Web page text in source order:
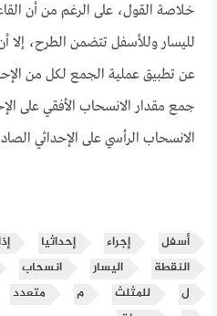
خلاصة القول، على الرغم من أن
عن تطبيق عملية الجمع لكل من
جمع مقدار الانسحاب الأفقي على
الانسحاب الرأسي على الإحداثي
أسفل إجراء إحداثيا
النقطة
اليسار انسحاب
ل
للمثلث م متعدد